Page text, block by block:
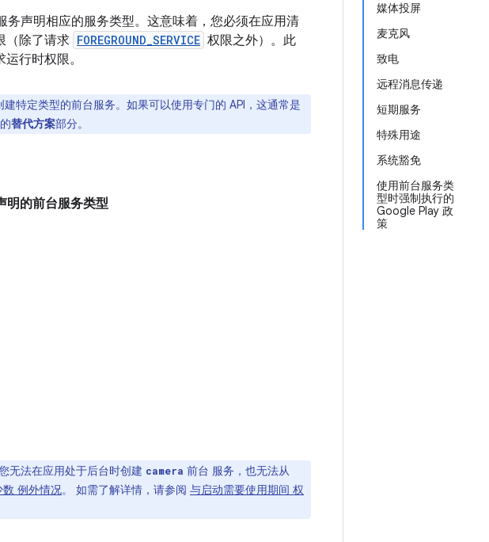
媒体投屏
麦克风
致电
远程消息传递
短期服务
特殊用途
系统豁免
使用前台服务类
型时强制执行的
Google Play 政
策
声明相应的服务类型。这意味着，您必须在应用清
（除了请求 FOREGROUND_SERVICE 权限之外）。此
行时权限。
特定类型的前台服务。如果可以使用专门的 API，这通常是
替代方案部分。
明的前台服务类型
无法在应用处于后台时创建 camera 前台 服务，也无法从
数 例外情况。 如需了解详情，请参阅 与启动需要使用期间 权